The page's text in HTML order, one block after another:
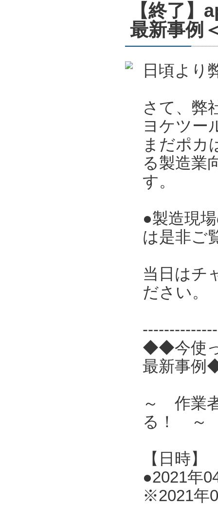
【終了
最新事例
日頃より
さて、弊
ヨケツー
まだポカ
る製造業
す。
●製造現
は是非ご
当日はチ
ださい。
◆◆今使っ
最新事
～ 作業
る！ ～
【日時】
●2021年
※2021年